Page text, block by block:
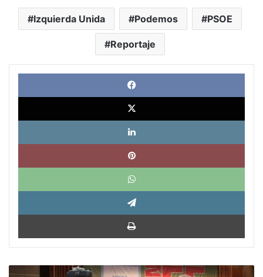
Izquierda Unida Podemos PSOE
Reportaje
X